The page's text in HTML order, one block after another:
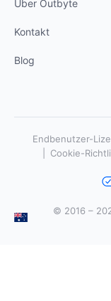
Über Outbyte
Kontakt
Blog
Endbenutzer-
Cookie-
© 2016 –